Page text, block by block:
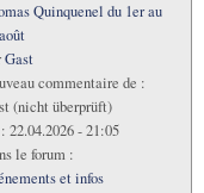
Quinquenel du 1er au
Gast
commentaire de :
(nicht überprüft)
22.04.2026 - 21:05
le forum :
et infos